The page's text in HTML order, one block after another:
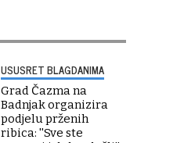
USUSRET BLAGDANIMA
Grad Čazma na
Badnjak organizira
podjelu prženih
ribica: ''Sve ste